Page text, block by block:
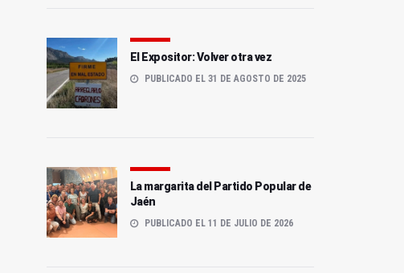
El Expositor: Volver otra vez
PUBLICADO EL 31 DE AGOSTO DE 2025
La margarita del Partido Popular de
Jaén
PUBLICADO EL 11 DE JULIO DE 2026